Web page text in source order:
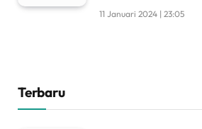
11 Januari 2024 | 23:05
Terbaru